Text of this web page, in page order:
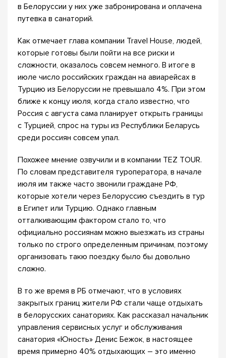
в Белоруссии у них уже забронирована и оплачена
путевка в санаторий.
Как отмечает глава компании Travel House, людей,
которые готовы были пойти на все риски и
сложности, оказалось совсем немного. В итоге в
июле число российских граждан на авиарейсах в
Турцию из Белоруссии не превышало 4%. При этом
ближе к концу июля, когда стало известно, что
Россия с августа сама планирует открыть границы
с Турцией, спрос на туры из Республики Беларусь
среди россиян совсем упал.
Похожее мнение озвучили и в компании TEZ TOUR.
По словам представителя туроператора, в начале
июля им также часто звонили граждане РФ,
которые хотели через Белоруссию съездить в тур
в Египет или Турцию. Однако главным
отталкивающим фактором стало то, что
официально россиянам можно выезжать из страны
только по строго определенным причинам, поэтому
организовать такю поездку было бы довольно
сложно.
В то же время в РБ отмечают, что в условиях
закрытых границ жители РФ стали чаще отдыхать
в белорусских санаториях. Как рассказал начальник
управления сервисных услуг и обслуживания
санатория «Юность» Денис Бежок, в настоящее
время примерно 40% отдыхающих – это именно